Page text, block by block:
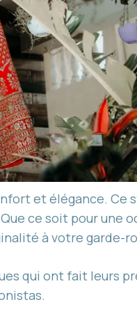
et élégance. Ce
ce soit pour une
à votre garde-
qui ont fait leurs